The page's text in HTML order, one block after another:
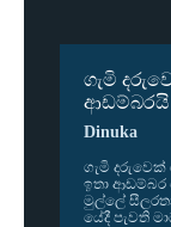
ගැමි
ආඩම්බරයි
Dinuka
ගැමි
ඉතා
මුල්ලේ
යේදී පැවති